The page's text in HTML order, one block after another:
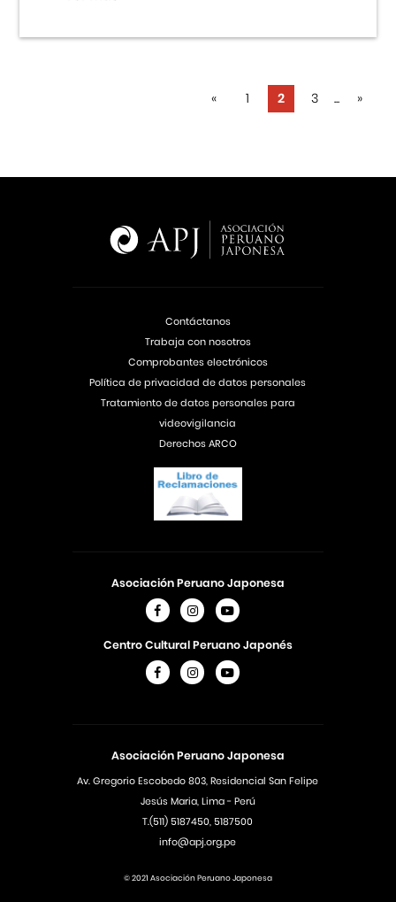
« 1 2 3 ... »
Asociación Peruano Japonesa
Av. Gregorio Escobedo 803, Residencial San Felipe
Jesús Maria, Lima - Perú
T.(511) 5187450, 5187500
info@apj.org.pe
Asociación Peruano Japonesa
Centro Cultural Peruano Japonés
Contáctanos
Trabaja con nosotros
Comprobantes electrónicos
Política de privacidad de datos personales
Tratamiento de datos personales para
videovigilancia
Derechos ARCO
© 2021 Asociación Peruano Japonesa